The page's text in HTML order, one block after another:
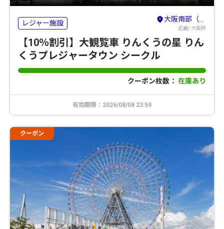
レジャー施設 大阪南部（堺・岸和田・関西空港）
近畿/ 大阪府
【10％割引】大観覧車 りんくうの星 りん
くうプレジャータウン シークル
クーポン枚数： 在庫あり
有効期限：2026/08/08 23:59
クーポン